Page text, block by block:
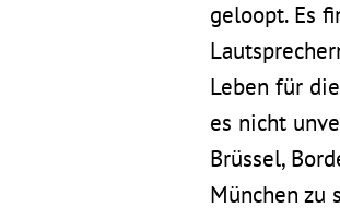
geloopt. Es
Leben für
es nicht
Brüssel,
München zu